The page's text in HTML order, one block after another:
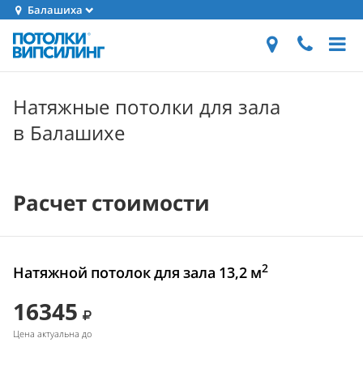
Балашиха
Натяжные потолки для зала
в Балашихе
Расчет стоимости
Натяжной потолок для зала 13,2 м2
16345
Цена актуальна до